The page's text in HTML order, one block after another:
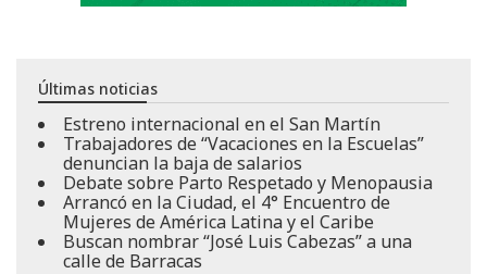
Últimas noticias
Estreno internacional en el San Martín
Trabajadores de “Vacaciones en la Escuelas”
denuncian la baja de salarios
Debate sobre Parto Respetado y Menopausia
Arrancó en la Ciudad, el 4° Encuentro de
Mujeres de América Latina y el Caribe
Buscan nombrar “José Luis Cabezas” a una
calle de Barracas